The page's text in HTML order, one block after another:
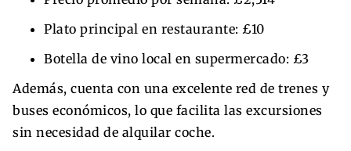
Plato principal en restaurante: £10
Botella de vino local en supermercado: £3
Además, cuenta con una excelente red de trenes y
buses económicos, lo que facilita las excursiones
sin necesidad de alquilar coche.